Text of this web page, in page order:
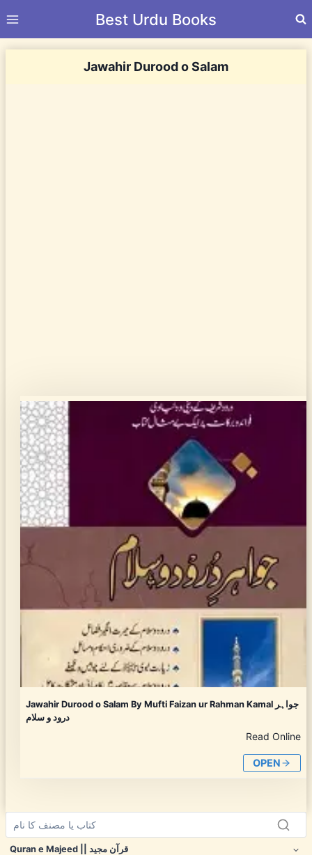
to
Best Urdu Books
Jawahir Durood o Salam
Jawahir Durood o Salam By Mufti Faizan ur Rahman Kamal جواہر
درود و سلام
Read Online
OPEN
Quran e Majeed || قرآن مجید